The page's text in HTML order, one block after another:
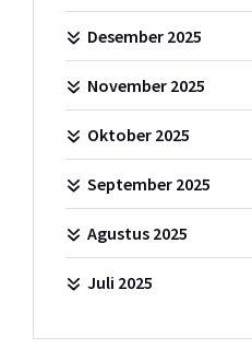
Desember 2025
November 2025
Oktober 2025
September 2025
Agustus 2025
Juli 2025